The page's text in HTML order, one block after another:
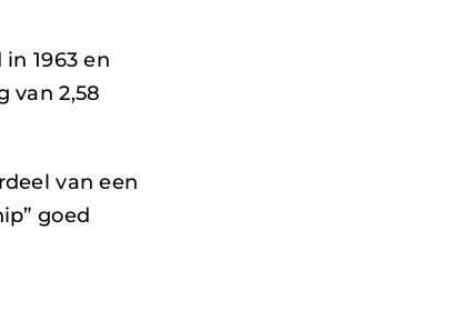
1963 en
van 2,58
van een
goed